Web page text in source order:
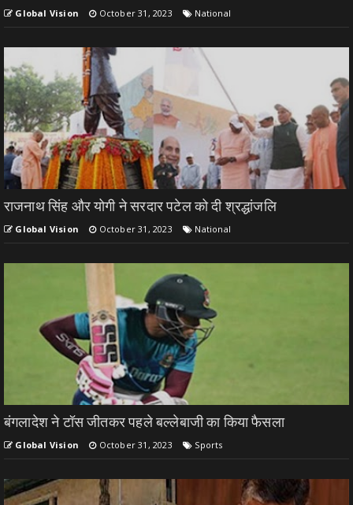
Global Vision October 31, 2023 National
राजनाथ सिंह और योगी ने सरदार पटेल को दी श्रद्धांजलि
Global Vision October 31, 2023 National
बंगलादेश ने टॉस जीतकर पहले बल्लेबाजी का किया फैसला
Global Vision October 31, 2023 Sports